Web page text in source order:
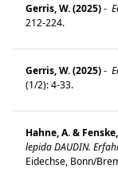
Gerris, W. (2025)-
212-224.
Gerris, W. (2025)-
(1/2): 4-33.
Hahne, A. &
lepida DAUDIN.
Eidechse, Bonn/